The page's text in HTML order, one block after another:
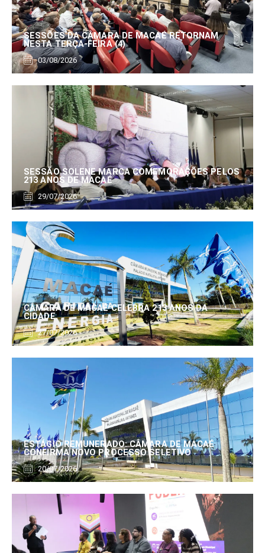
SESSÕES DA CÂMARA DE MACAÉ RETORNAM
NESTA TERÇA-FEIRA (4)
03/08/2026
SESSÃO SOLENE MARCA COMEMORAÇÕES PELOS
213 ANOS DE MACAÉ
29/07/2026
CÂMARA DE MACAÉ CELEBRA 213 ANOS DA
CIDADE
27/07/2026
ESTÁGIO REMUNERADO: CÂMARA DE MACAÉ
CONFIRMA NOVO PROCESSO SELETIVO
20/07/2026